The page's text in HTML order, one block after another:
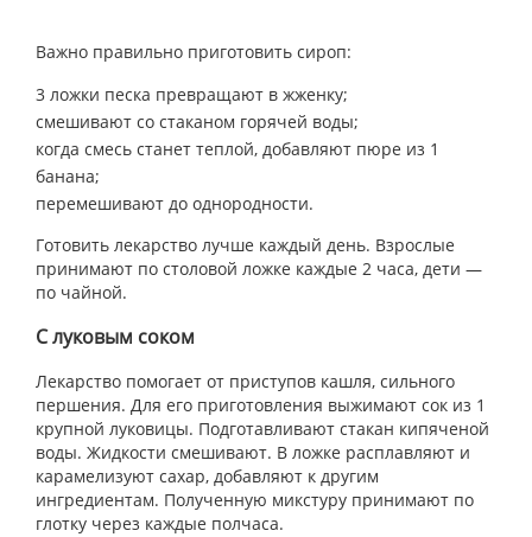
Важно правильно приготовить сироп:
3 ложки песка превращают в жженку;
смешивают со стаканом горячей воды;
когда смесь станет теплой, добавляют пюре из 1
банана;
перемешивают до однородности.
Готовить лекарство лучше каждый день. Взрослые
принимают по столовой ложке каждые 2 часа, дети —
по чайной.
С луковым соком
Лекарство помогает от приступов кашля, сильного
першения. Для его приготовления выжимают сок из 1
крупной луковицы. Подготавливают стакан кипяченой
воды. Жидкости смешивают. В ложке расплавляют и
карамелизуют сахар, добавляют к другим
ингредиентам. Полученную микстуру принимают по
глотку через каждые полчаса.